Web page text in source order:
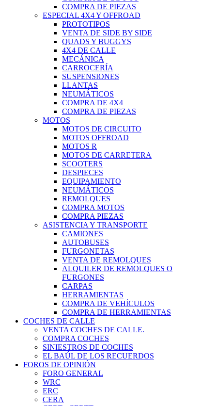
COMPRA DE PIEZAS
ESPECIAL 4X4 Y OFFROAD
PROTOTIPOS
VENTA DE SIDE BY SIDE
QUADS Y BUGGYS
4X4 DE CALLE
MECÁNICA
CARROCERÍA
SUSPENSIONES
LLANTAS
NEUMÁTICOS
COMPRA DE 4X4
COMPRA DE PIEZAS
MOTOS
MOTOS DE CIRCUITO
MOTOS OFFROAD
MOTOS R
MOTOS DE CARRETERA
SCOOTERS
DESPIECES
EQUIPAMIENTO
NEUMÁTICOS
REMOLQUES
COMPRA MOTOS
COMPRA PIEZAS
ASISTENCIA Y TRANSPORTE
CAMIONES
AUTOBUSES
FURGONETAS
VENTA DE REMOLQUES
ALQUILER DE REMOLQUES O
FURGONES
CARPAS
HERRAMIENTAS
COMPRA DE VEHÍCULOS
COMPRA DE HERRAMIENTAS
COCHES DE CALLE
VENTA COCHES DE CALLE.
COMPRA COCHES
SINIESTROS DE COCHES
EL BAÚL DE LOS RECUERDOS
FOROS DE OPINIÓN
FORO GENERAL
WRC
ERC
CERA